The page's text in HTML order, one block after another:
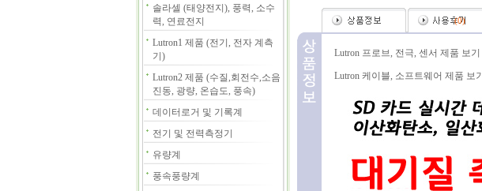
솔라셀 (태양전지), 풍력, 소수
력, 연료전지
Lutron1 제품 (전기, 전자 계측
기)
Lutron2 제품 (수질,회전수,소음
진동, 광량, 온습도, 풍속)
데이터로거 및 기록계
전기 및 전력측정기
유량계
풍속풍량계
(0)
Lutron 프로브, 전극, 센서 제품 보기
Lutron 케이블, 소프트웨어 제품 보기